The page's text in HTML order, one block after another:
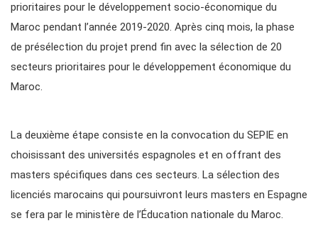
prioritaires pour le développement socio-économique du
Maroc pendant l’année 2019-2020. Après cinq mois, la phase
de présélection du projet prend fin avec la sélection de 20
secteurs prioritaires pour le développement économique du
Maroc.
La deuxième étape consiste en la convocation du SEPIE en
choisissant des universités espagnoles et en offrant des
masters spécifiques dans ces secteurs. La sélection des
licenciés marocains qui poursuivront leurs masters en Espagne
se fera par le ministère de l’Éducation nationale du Maroc.